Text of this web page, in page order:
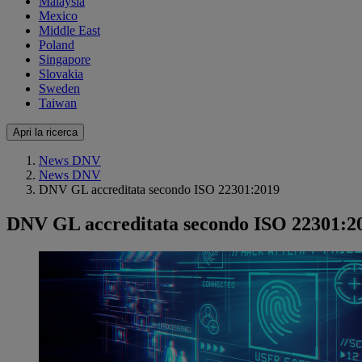
Mexico
Middle East
Poland
Singapore
Slovakia
Sweden
Taiwan
Apri la ricerca
News DNV
News DNV
DNV GL accreditata secondo ISO 22301:2019
DNV GL accreditata secondo ISO